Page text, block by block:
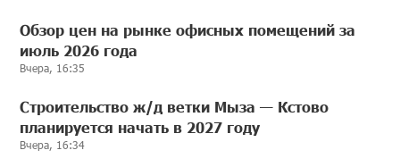
Обзор цен на рынке офисных помещений за
июль 2026 года
Вчера, 16:35
Строительство ж/д ветки Мыза — Кстово
планируется начать в 2027 году
Вчера, 16:34